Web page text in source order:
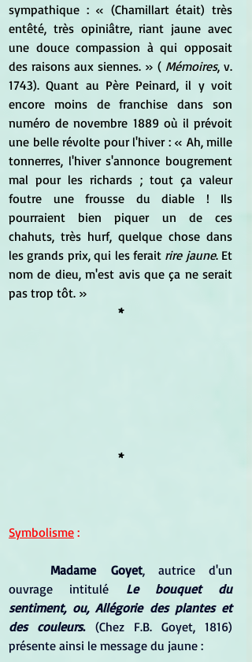
sympathique : « (Chamillart était) très
entêté, très opiniâtre, riant jaune avec
une douce compassion à qui opposait
des raisons aux siennes. » ( Mémoires, v.
1743). Quant au Père Peinard, il y voit
encore moins de franchise dans son
numéro de novembre 1889 où il prévoit
une belle révolte pour l'hiver : « Ah, mille
tonnerres, l'hiver s'annonce bougrement
mal pour les richards ; tout ça valeur
foutre une frousse du diable ! Ils
pourraient bien piquer un de ces
chahuts, très hurf, quelque chose dans
les grands prix, qui les ferait rire jaune. Et
nom de dieu, m'est avis que ça ne serait
pas trop tôt. »
*
*
Symbolisme :
Madame Goyet, autrice d'un
ouvrage intitulé Le bouquet du
sentiment, ou, Allégorie des plantes et
des couleurs. (Chez F.B. Goyet, 1816)
présente ainsi le message du jaune :